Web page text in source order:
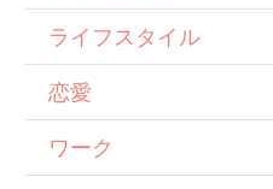
ライフスタイル
恋愛
ワーク